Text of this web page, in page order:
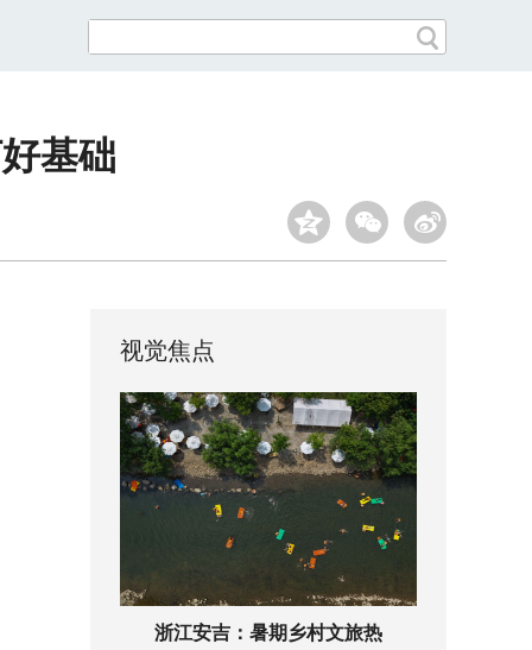
基础
视觉焦点
浙江安吉：暑期乡村文旅热